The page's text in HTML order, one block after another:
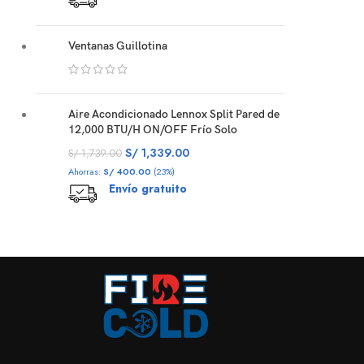
Ventanas Guillotina
Aire Acondicionado Lennox Split Pared de
12,000 BTU/H ON/OFF Frío Solo
S/1,739.00 S/ 1,339.00
Ahorras: S/ 400.00 (23%)
Envío gratuito